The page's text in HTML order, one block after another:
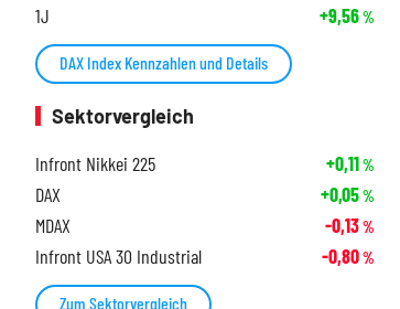
1J +9,56%
DAX Index Kennzahlen und Details
Sektorvergleich
Infront Nikkei 225
+0,11%
DAX +0,05%
MDAX -0,13%
Infront USA 30 Industrial -0,80%
Zum Sektorvergleich